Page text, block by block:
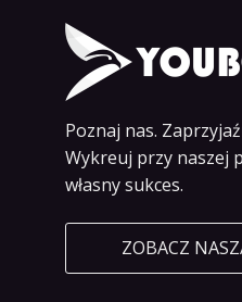
Poznaj nas.
Wykreuj przy naszej
własny sukces.
ZOBACZ